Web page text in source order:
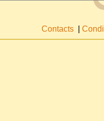
Contacts |